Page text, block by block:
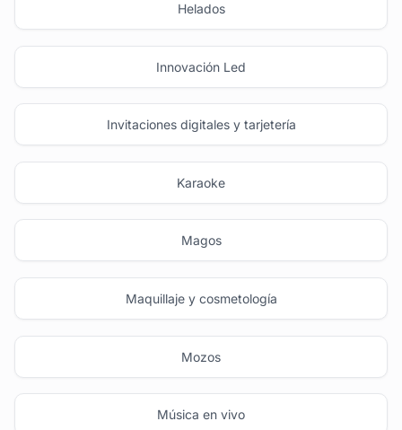
Helados
Innovación Led
Invitaciones digitales y tarjetería
Karaoke
Magos
Maquillaje y cosmetología
Mozos
Música en vivo